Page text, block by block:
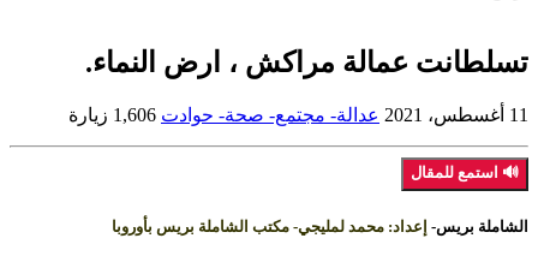
تسلطانت عمالة مراكش ، ارض النماء.
11 أغسطس، 2021 عدالة- مجتمع- صحة- حوادت 1,606 زيارة
🔊 استمع للمقال
الشاملة بريس- إعداد: محمد لمليجي- مكتب الشاملة بريس بأوروبا